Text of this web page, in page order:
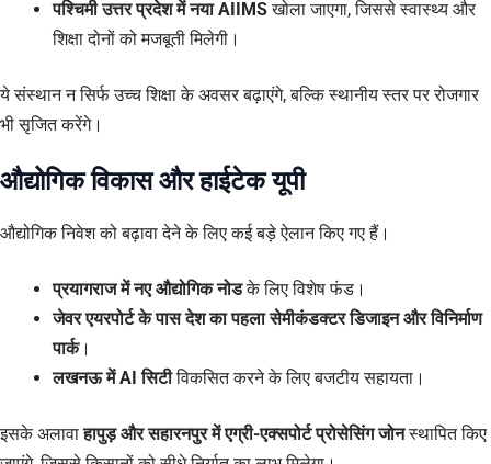
पश्चिमी उत्तर प्रदेश में नया AIIMSखोला जाएगा, जिससे स्वास्थ्य और
शिक्षा दोनों को मजबूती मिलेगी।
ये संस्थान न सिर्फ उच्च शिक्षा के अवसर बढ़ाएंगे, बल्कि स्थानीय स्तर पर रोजगार
भी सृजित करेंगे।
औद्योगिक विकास और हाईटेक यूपी
औद्योगिक निवेश को बढ़ावा देने के लिए कई बड़े ऐलान किए गए हैं।
प्रयागराज में नए औद्योगिक नोडके लिए विशेष फंड।
जेवर एयरपोर्ट के पास देश का पहला सेमीकंडक्टर डिजाइन और विनिर्माण
पार्क।
लखनऊ में AI सिटीविकसित करने के लिए बजटीय सहायता।
इसके अलावाहापुड़ और सहारनपुर में एग्री-एक्सपोर्ट प्रोसेसिंग जोनस्थापित किए